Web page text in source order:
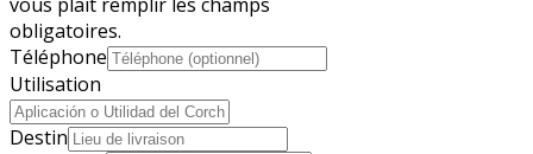
obligatoires.
Téléphone
Utilisation
Destin